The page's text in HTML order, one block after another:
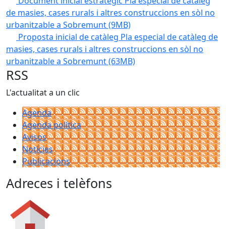
de masies, cases rurals i altres construccions en sòl no
urbanitzable a Sobremunt(9MB)
Proposta inicial de catàleg Pla especial de catàleg de
masies, cases rurals i altres construccions en sòl no
urbanitzable a Sobremunt(63MB)
RSS
L'actualitat a un clic
Agenda
Agenda política
Avisos
Notícies
Publicacions
Adreces i telèfons